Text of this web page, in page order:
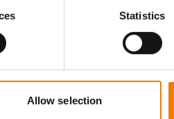
Statistics
Allow selection